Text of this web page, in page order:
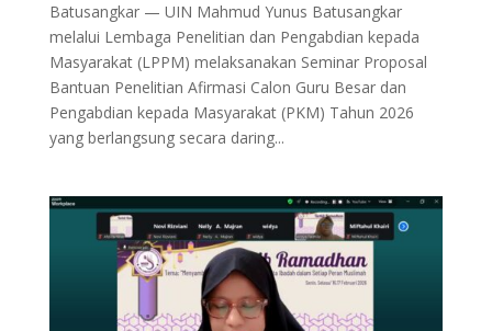
Batusangkar — UIN Mahmud Yunus Batusangkar
melalui Lembaga Penelitian dan Pengabdian kepada
Masyarakat (LPPM) melaksanakan Seminar Proposal
Bantuan Penelitian Afirmasi Calon Guru Besar dan
Pengabdian kepada Masyarakat (PKM) Tahun 2026
yang berlangsung secara daring...